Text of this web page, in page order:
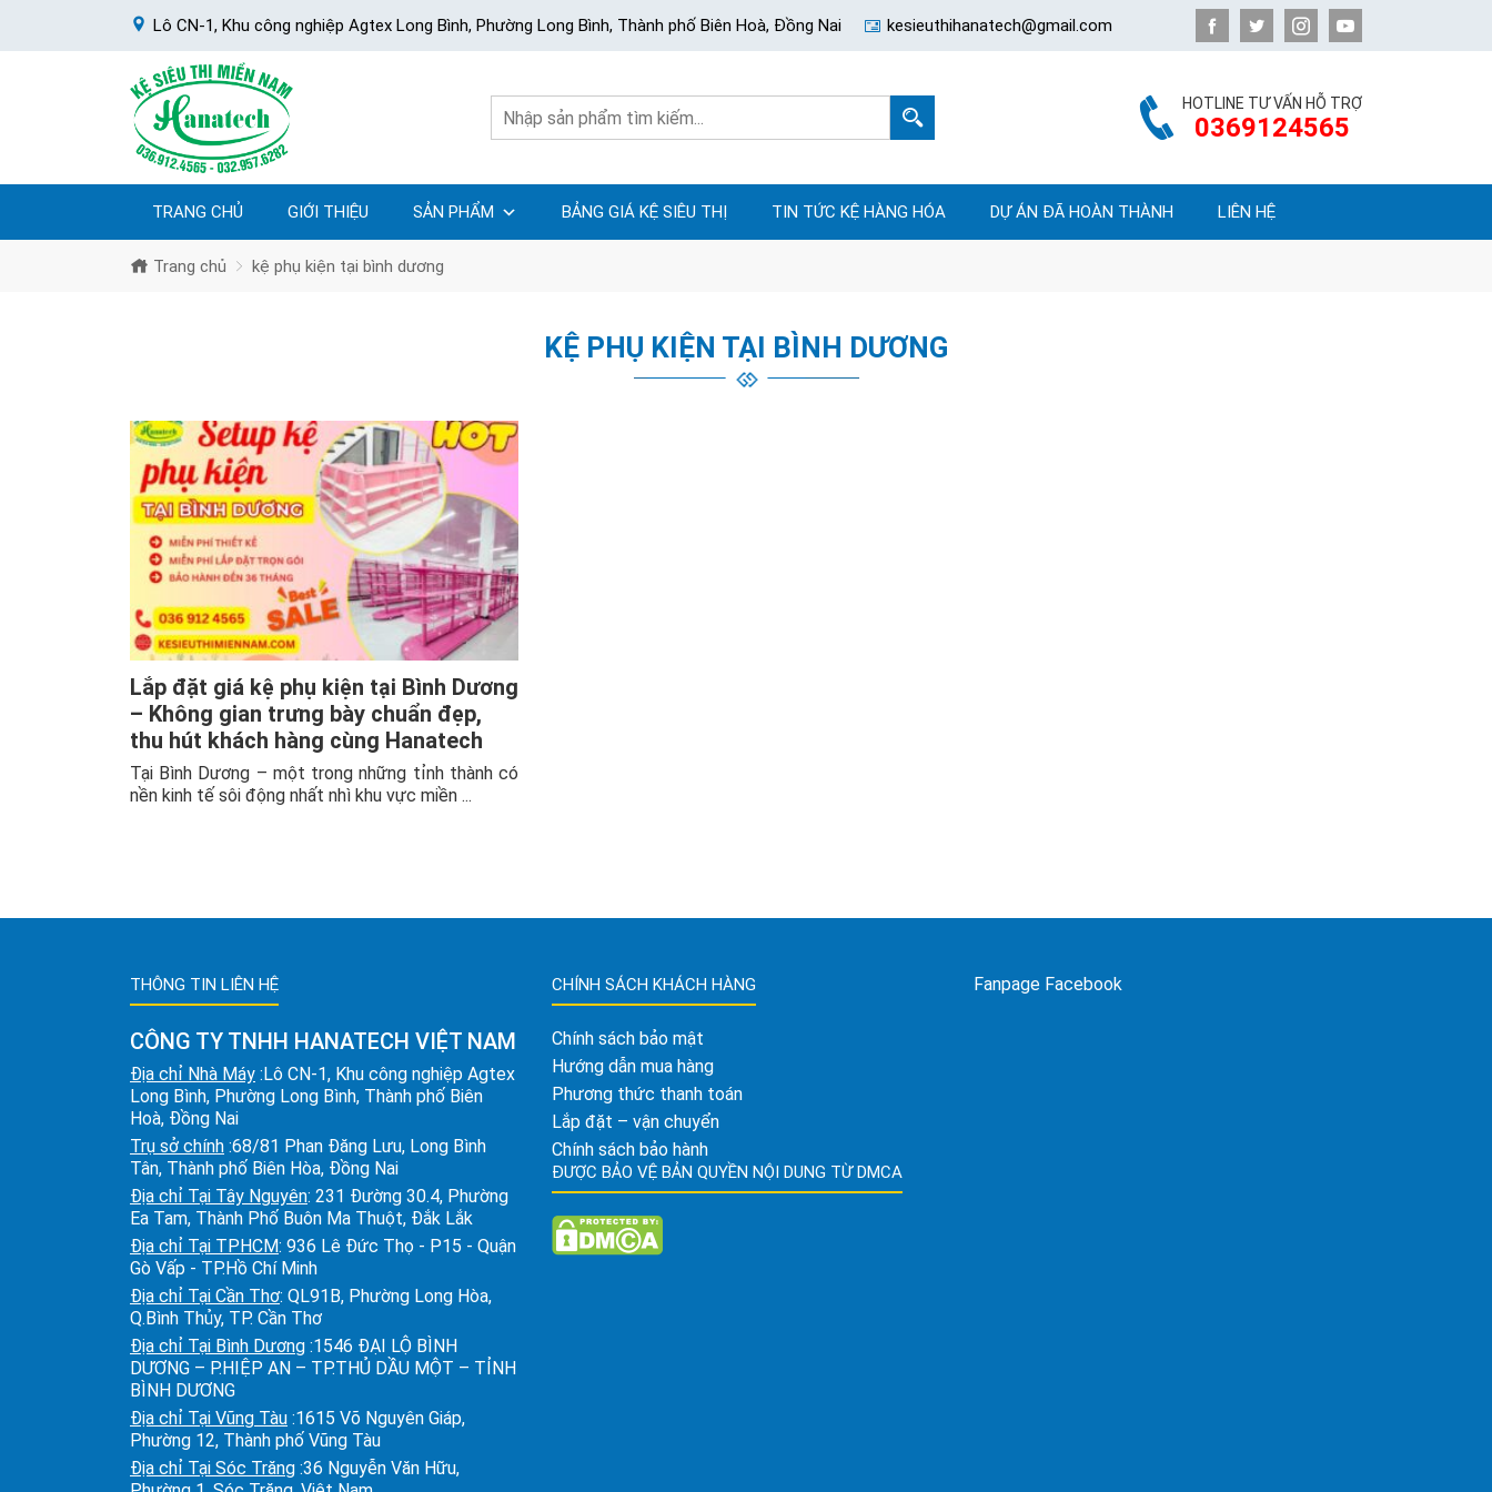
Lô CN-1, Khu công nghiệp Agtex Long Bình, Phường Long Bình, Thành phố Biên Hoà, Đồng Nai kesieuthihanatech@gmail.com
HOTLINE TƯ VẤN HỖ TRỢ
0369124565
TRANG CHỦ GIỚI THIỆU SẢN PHẨM BẢNG GIÁ KỆ SIÊU THỊ TIN TỨC KỆ HÀNG HÓA DỰ ÁN ĐÃ HOÀN THÀNH LIÊN HỆ
Trang chủ kệ phụ kiện tại bình dương
KỆ PHỤ KIỆN TẠI BÌNH DƯƠNG
Lắp đặt giá kệ phụ kiện tại Bình Dương
– Không gian trưng bày chuẩn đẹp,
thu hút khách hàng cùng Hanatech
Tại Bình Dương – một trong những tỉnh thành có
nền kinh tế sôi động nhất nhì khu vực miền ...
THÔNG TIN LIÊN HỆ
CÔNG TY TNHH HANATECH VIỆT NAM
Địa chỉ Nhà Máy :Lô CN-1, Khu công nghiệp Agtex
Long Bình, Phường Long Bình, Thành phố Biên
Hoà, Đồng Nai
Trụ sở chính :68/81 Phan Đăng Lưu, Long Bình
Tân, Thành phố Biên Hòa, Đồng Nai
Địa chỉ Tại Tây Nguyên: 231 Đường 30.4, Phường
Ea Tam, Thành Phố Buôn Ma Thuột, Đắk Lắk
Địa chỉ Tại TPHCM: 936 Lê Đức Thọ - P15 - Quận
Gò Vấp - TP.Hồ Chí Minh
Địa chỉ Tại Cần Thơ: QL91B, Phường Long Hòa,
Q.Bình Thủy, TP. Cần Thơ
Địa chỉ Tại Bình Dương :1546 ĐẠI LỘ BÌNH
DƯƠNG – P.HIỆP AN – TP.THỦ DẦU MỘT – TỈNH
BÌNH DƯƠNG
Địa chỉ Tại Vũng Tàu :1615 Võ Nguyên Giáp,
Phường 12, Thành phố Vũng Tàu
Địa chỉ Tại Sóc Trăng :36 Nguyễn Văn Hữu,
CHÍNH SÁCH KHÁCH HÀNG
Chính sách bảo mật
Hướng dẫn mua hàng
Phương thức thanh toán
Lắp đặt – vận chuyển
Chính sách bảo hành
ĐƯỢC BẢO VỆ BẢN QUYỀN NỘI DUNG TỪ DMCA
Fanpage Facebook